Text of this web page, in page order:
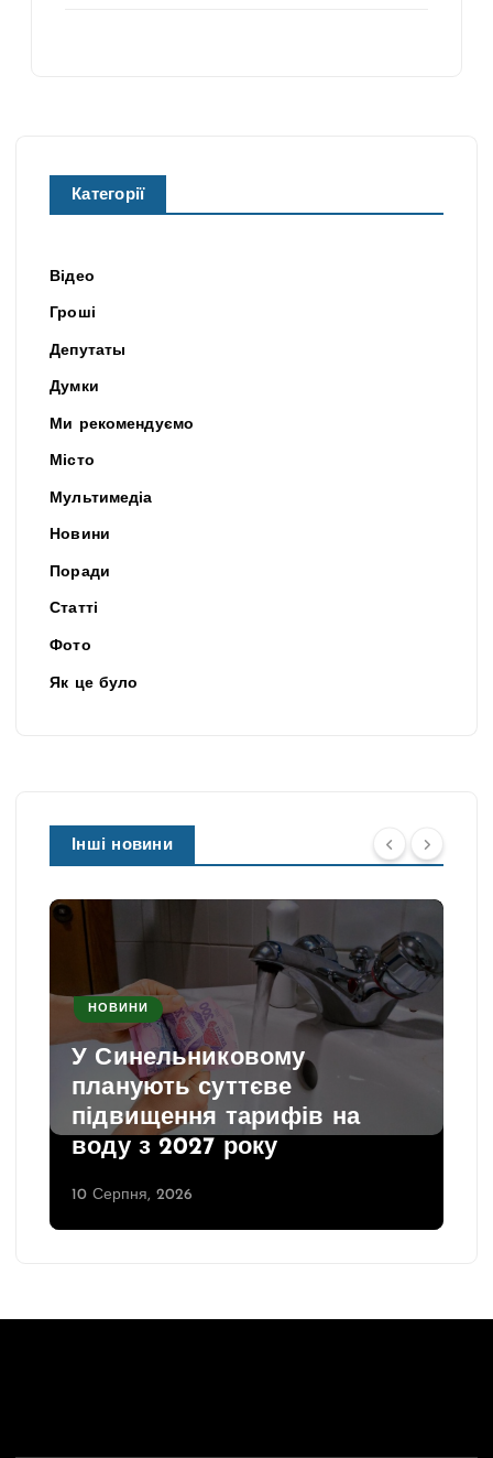
Категорії
Відео
Гроші
Депутаты
Думки
Ми рекомендуємо
Місто
Мультимедіа
Новини
Поради
Статті
Фото
Як це було
Інші новини
НОВИНИ
У Синельниковому
планують суттєве
підвищення тарифів на
воду з 2027 року
10 Серпня, 2026